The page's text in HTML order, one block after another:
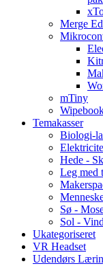
Merge
mTiny
Temakasser
Biologi-
Hede -
Leg med
Sø -
Sol -
Ukategoriseret
VR Headset
Udendørs